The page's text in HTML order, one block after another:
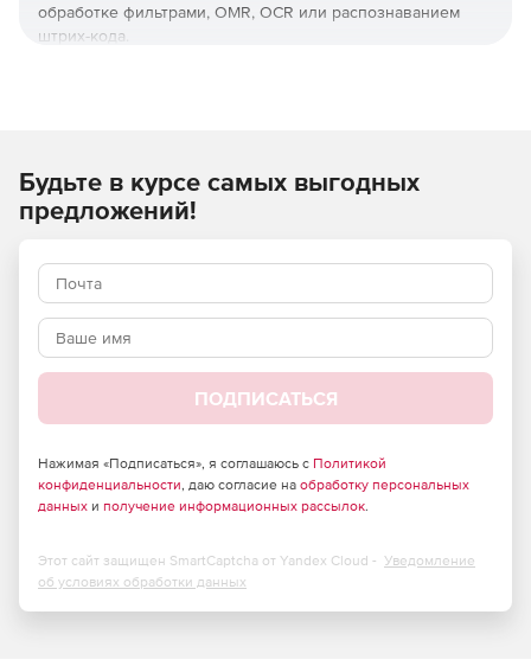
обработке фильтрами, OMR, OCR или распознаванием
штрих-кода.
Очень быстрый и точный механизм распознавания
шаблонов (механизм фиксации).
Низкое использование памяти.
AnyCPU: доступен в 32-битной и 64-разрядной
Будьте в курсе самых выгодных
предложений!
ПОДПИСАТЬСЯ
Нажимая «Подписаться», я соглашаюсь с Политикой
конфиденциальности, даю согласие на обработку персональных
данных и получение информационных рассылок.
Этот сайт защищен SmartCaptcha от Yandex Cloud - Уведомление
об условиях обработки данных